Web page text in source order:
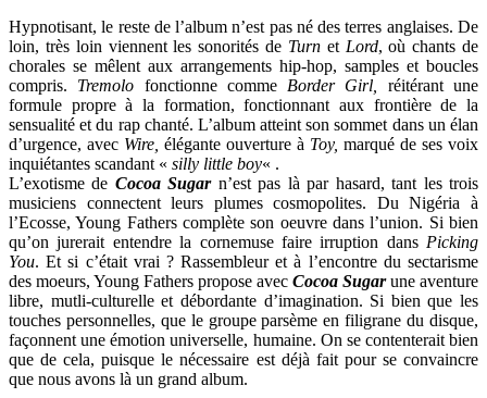
Hypnotisant, le reste de l’album n’est pas né des terres anglaises. De
loin, très loin viennent les sonorités de Turn et Lord, où chants de
chorales se mêlent aux arrangements hip-hop, samples et boucles
compris. Tremolo fonctionne comme Border Girl, réitérant une
formule propre à la formation, fonctionnant aux frontière de la
sensualité et du rap chanté. L’album atteint son sommet dans un élan
d’urgence, avec Wire, élégante ouverture à Toy, marqué de ses voix
inquiétantes scandant « silly little boy« .
L’exotisme de Cocoa Sugar n’est pas là par hasard, tant les trois
musiciens connectent leurs plumes cosmopolites. Du Nigéria à
l’Ecosse, Young Fathers complète son oeuvre dans l’union. Si bien
qu’on jurerait entendre la cornemuse faire irruption dans Picking
You. Et si c’était vrai ? Rassembleur et à l’encontre du sectarisme
des moeurs, Young Fathers propose avec Cocoa Sugarune aventure
libre, mutli-culturelle et débordante d’imagination. Si bien que les
touches personnelles, que le groupe parsème en filigrane du disque,
façonnent une émotion universelle, humaine. On se contenterait bien
que de cela, puisque le nécessaire est déjà fait pour se convaincre
que nous avons là un grand album.